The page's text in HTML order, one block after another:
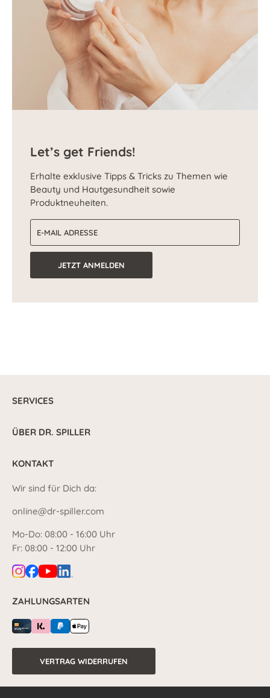
Let’s get Friends!
Erhalte exklusive Tipps & Tricks zu Themen wie
Beauty und Hautgesundheit sowie
Produktneuheiten.
JETZT ANMELDEN
SERVICES
ÜBER DR. SPILLER
KONTAKT
Wir sind für Dich da:
online@dr-spiller.com
Mo-Do: 08:00 - 16:00 Uhr
Fr: 08:00 - 12:00 Uhr
ZAHLUNGSARTEN
VERTRAG WIDERRUFEN